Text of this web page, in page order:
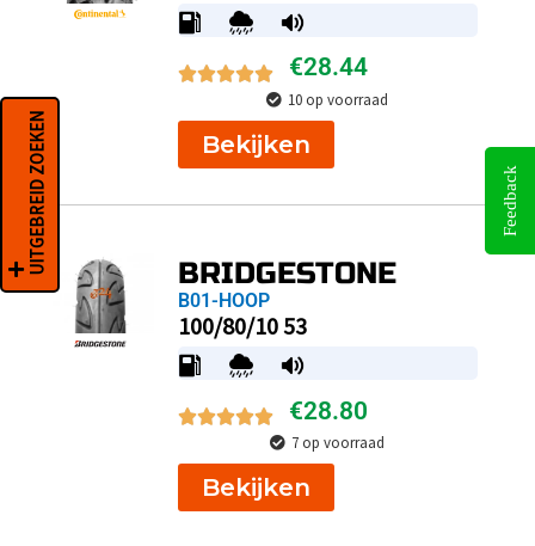
€28.44
10 op voorraad
Bekijken
BRIDGESTONE
B01-HOOP
100/80/10 53
€28.80
7 op voorraad
Bekijken
UITGEBREID ZOEKEN Feedback